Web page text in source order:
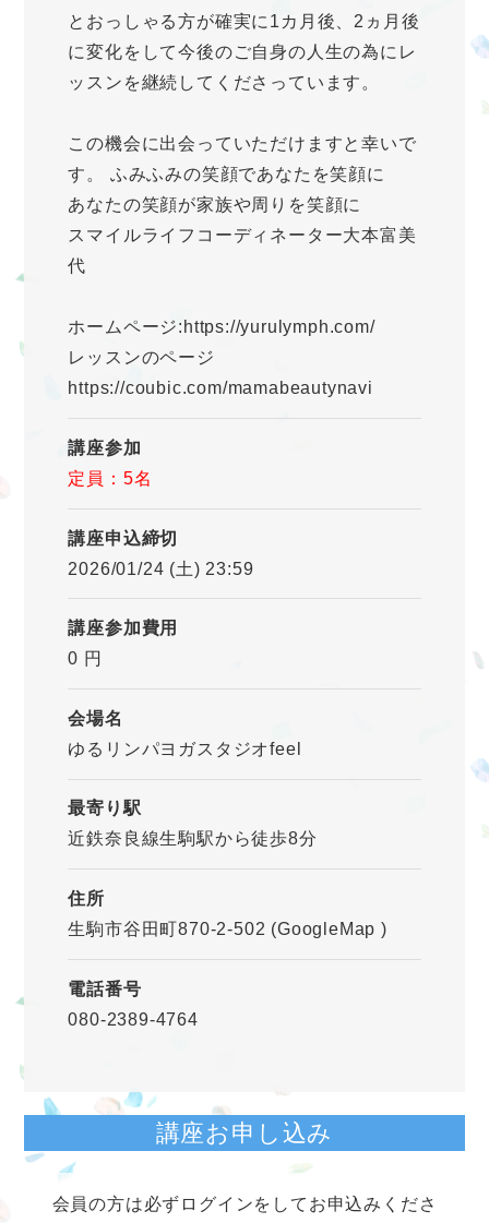
とおっしゃる方が確実に1カ月後、2ヵ月後
に変化をして今後のご自身の人生の為にレ
ッスンを継続してくださっています。
この機会に出会っていただけますと幸いで
す。 ふみふみの笑顔であなたを笑顔に
あなたの笑顔が家族や周りを笑顔に
スマイルライフコーディネーター大本富美
代
ホームページ:https://yurulymph.com/
レッスンのページ
https://coubic.com/mamabeautynavi
講座参加
定員：5名
講座申込締切
2026/01/24 (土) 23:59
講座参加費用
0 円
会場名
ゆるリンパヨガスタジオfeel
最寄り駅
近鉄奈良線生駒駅から徒歩8分
住所
生駒市谷田町870-2-502 (GoogleMap)
電話番号
080-2389-4764
講座お申し込み
会員の方は必ずログインをしてお申込みくださ